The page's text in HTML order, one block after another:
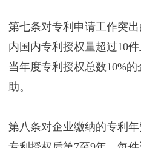
第七条对专利申请工作突
内国内专利授权量超过10
当年度专利授权总数10%
助。
第八条对企业缴纳的专利